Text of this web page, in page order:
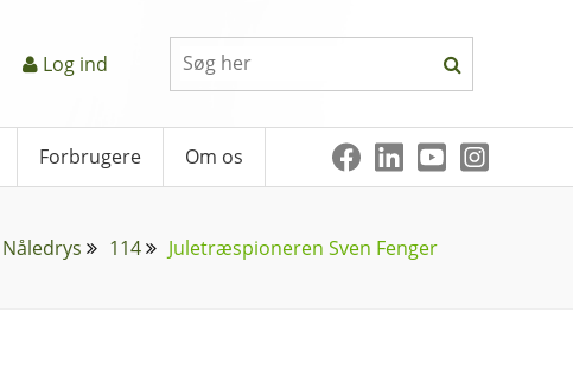
Log ind
Forbrugere Om os
Nåledrys 114 Juletræspioneren Sven Fenger